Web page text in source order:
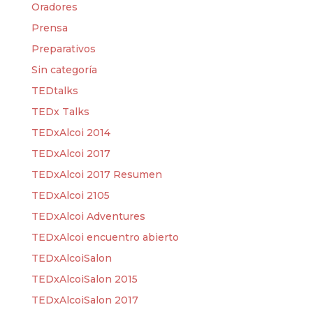
Oradores
Prensa
Preparativos
Sin categoría
TEDtalks
TEDx Talks
TEDxAlcoi 2014
TEDxAlcoi 2017
TEDxAlcoi 2017 Resumen
TEDxAlcoi 2105
TEDxAlcoi Adventures
TEDxAlcoi encuentro abierto
TEDxAlcoiSalon
TEDxAlcoiSalon 2015
TEDxAlcoiSalon 2017